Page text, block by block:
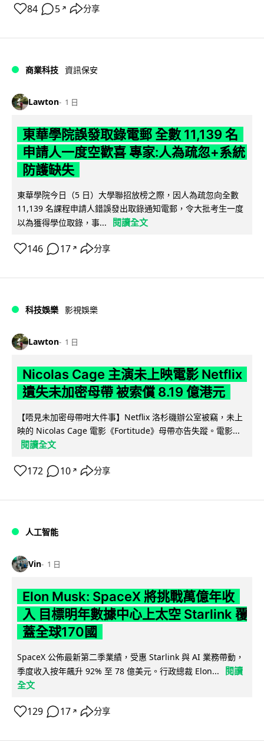
84 5 ↗ 分享
商業科技 資訊保安
Lawton 1 日
東華學院誤發取錄電郵 全數 11,139 名
申請人一度空歡喜 專家:人為疏忽+系統
防護缺失
東華學院今日（5 日）大學聯招放榜之際，因人為疏忽向全數
11,139 名課程申請人錯誤發出取錄通知電郵，令大批考生一度
以為獲得學位取錄，事...
閱讀全文
146 17 ↗ 分享
科技娛樂 影視娛樂
Lawton 1 日
Nicolas Cage 主演未上映電影 Netflix
遺失未加密母帶 被索償 8.19 億港元
【唔見未加密母帶咁大件事】Netflix 洛杉磯辦公室被竊，未上
映的 Nicolas Cage 電影《Fortitude》母帶亦告失蹤。電影...
閱讀全文
172 10 ↗ 分享
人工智能
Vin 1 日
Elon Musk: SpaceX 將挑戰萬億年收
入 目標明年數據中心上太空 Starlink 覆
蓋全球170國
SpaceX 公佈最新第二季業績，受惠 Starlink 與 AI 業務帶動，
季度收入按年飆升 92% 至 78 億美元。行政總裁 Elon...
閱讀
全文
129 17 ↗ 分享